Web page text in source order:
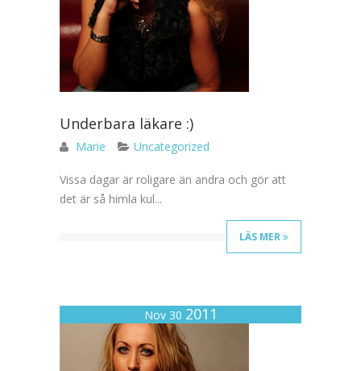
Underbara läkare :)
Marie Uncategorized
Vissa dagar är roligare än andra och gör att
det är så himla kul...
LÄS MER
Nov 30 2011